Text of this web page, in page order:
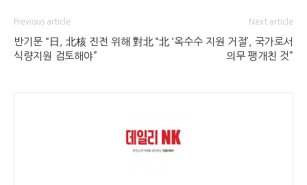
Previous article
반기문 “日, 北核 진전 위해 對北
식량지원 검토해야”
Next article
“北 ‘옥수수 지원 거절’, 국가로서
의무 팽개친 것”